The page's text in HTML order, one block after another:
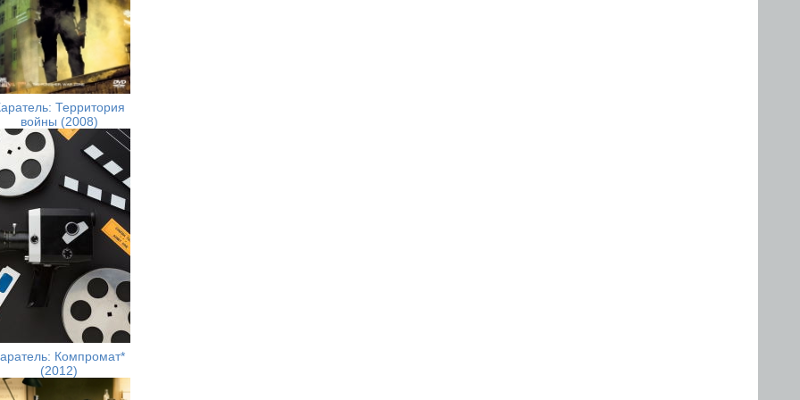
Территория
войны (2008)
Компромат*
(2012)